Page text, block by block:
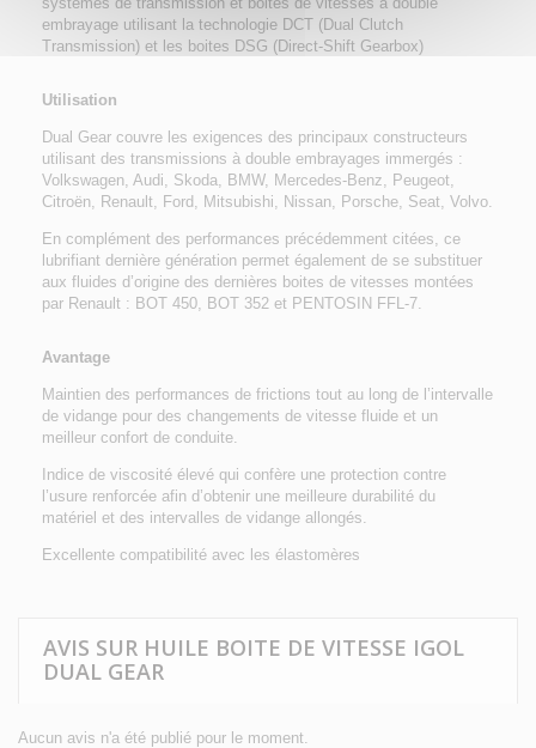
embrayage utilisant la technologie DCT (Dual Clutch
Transmission) et les boites DSG (Direct-Shift Gearbox)
Utilisation
Dual Gear couvre les exigences des principaux constructeurs
utilisant des transmissions à double embrayages immergés :
Volkswagen, Audi, Skoda, BMW, Mercedes-Benz, Peugeot,
Citroën, Renault, Ford, Mitsubishi, Nissan, Porsche, Seat, Volvo.
En complément des performances précédemment citées, ce
lubrifiant dernière génération permet également de se substituer
aux fluides d’origine des dernières boites de vitesses montées
par Renault : BOT 450, BOT 352 et PENTOSIN FFL-7.
Avantage
Maintien des performances de frictions tout au long de l’intervalle
de vidange pour des changements de vitesse fluide et un
meilleur confort de conduite.
Indice de viscosité élevé qui confère une protection contre
l’usure renforcée afin d’obtenir une meilleure durabilité du
matériel et des intervalles de vidange allongés.
Excellente compatibilité avec les élastomères
AVIS SUR HUILE BOITE DE VITESSE IGOL
DUAL GEAR
Aucun avis n'a été publié pour le moment.